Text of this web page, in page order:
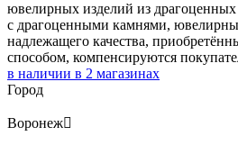
ювелирных изделий из
с драгоценными камнями,
надлежащего качества,
способом, компенсируются
в наличии в 2 магазинах
Город
Воронеж